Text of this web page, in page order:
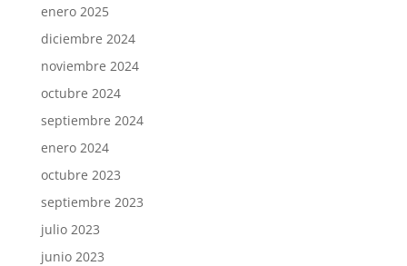
enero 2025
diciembre 2024
noviembre 2024
octubre 2024
septiembre 2024
enero 2024
octubre 2023
septiembre 2023
julio 2023
junio 2023